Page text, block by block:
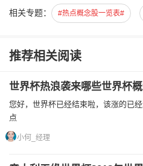
相关专题： #热点概念股一览表#
推荐相关阅读
世界杯热浪袭来哪些世界杯
您好，世界杯已经结束啦，该涨的已
点
小何_经理